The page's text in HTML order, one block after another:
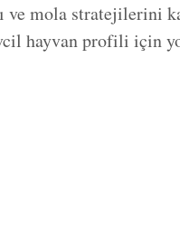
ve mola stratejilerini
hayvan profili için